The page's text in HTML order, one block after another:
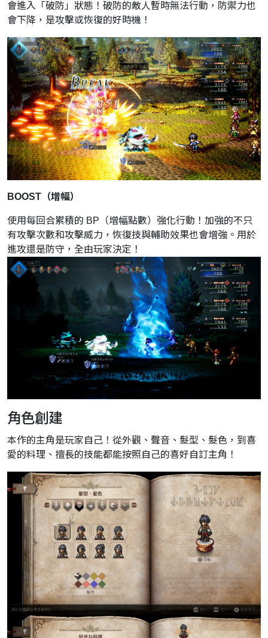
會進入「破防」狀態！破防的敵人暫時無法行動，防禦力也
會下降，是攻擊或恢復的好時機！
BOOST（增幅）
使用每回合累積的 BP（增幅點數）強化行動！加強的不只
有攻擊次數和攻擊威力，恢復技與輔助效果也會增強。用於
進攻還是防守，全由玩家決定！
角色創建
本作的主角是玩家自己！從外觀、聲音、髮型、髮色，到喜
愛的料理、擅長的技能都能按照自己的喜好自訂主角！